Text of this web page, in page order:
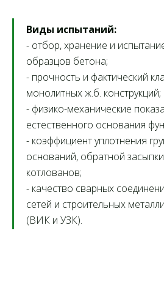
Виды испытаний:
- отбор, хранение и
образцов бетона;
- прочность и фактический
монолитных ж.б. конструкций;
- физико-механические
естественного основания
- коэффициент уплотнения
оснований, обратной
котлованов;
- качество сварных
сетей и строительных
(ВИК и УЗК).
Мы делаем
будущее
8 (800) 505-70-43
box@infosmit.ru